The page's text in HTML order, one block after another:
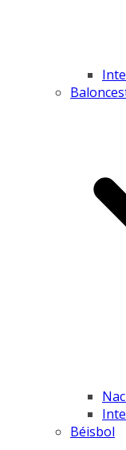
Béisbol